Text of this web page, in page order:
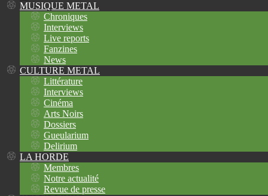
MUSIQUE METAL
Chroniques
Interviews
Live reports
Fanzines
News
CULTURE METAL
Littérature
Interviews
Cinéma
Arts Noirs
Dossiers
Gueularium
Delirium
LA HORDE
Membres
Notre actualité
Revue de presse